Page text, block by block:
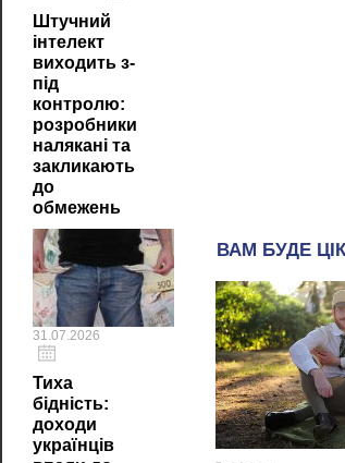
Штучний
інтелект
виходить з-
під
контролю:
розробники
налякані та
закликають
до
обмежень
31.07.2026
Тиха
бідність:
доходи
українців